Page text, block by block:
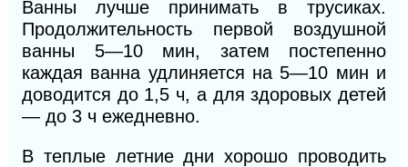
Ванны лучше принимать в трусиках.
Продолжительность первой воздушной
ванны 5—10 мин, затем постепенно
каждая ванна удлиняется на 5—10 мин и
доводится до 1,5 ч, а для здоровых детей
— до 3 ч ежедневно.
В теплые летние дни хорошо проводить